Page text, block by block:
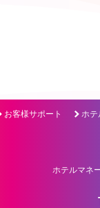
お客様サポート ホテ
ホテルマネ